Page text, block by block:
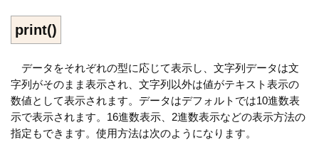
print()
データをそれぞれの型に応じて表示し、文字列データは文
字列がそのまま表示され、文字列以外は値がテキスト表示の
数値として表示されます。データはデフォルトでは10進数表
示で表示されます。16進数表示、2進数表示などの表示方法の
指定もできます。使用方法は次のようになります。